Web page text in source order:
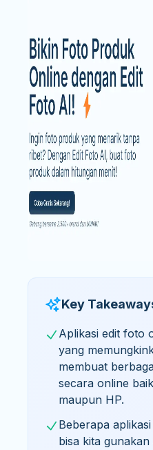
Key
Aplikasi edit foto
yang
membuat
secara online
maupun HP.
Beberapa
bisa kita